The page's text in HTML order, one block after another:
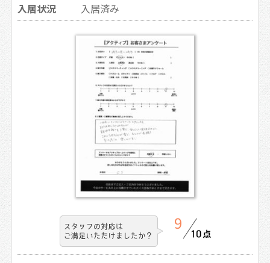
入居状況
入居済み
9